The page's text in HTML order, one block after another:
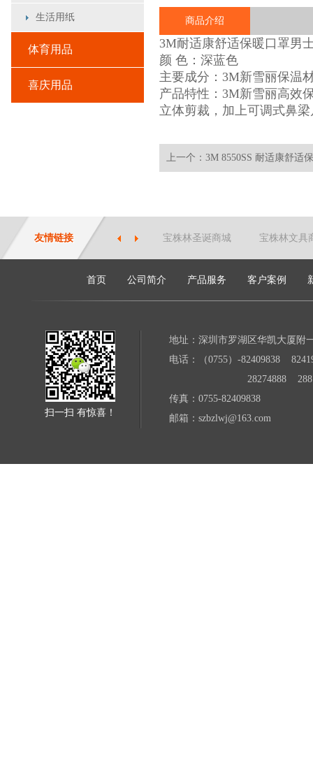
生活用纸
体育用品
喜庆用品
商品介绍
3M耐适康舒适保暖口罩男
颜 色：深蓝色
主要成分：3M新雪丽保温
产品特性：3M新雪丽高效
立体剪裁，加上可调式鼻
上一个：3M 8550SS 耐适康舒适
友情链接 宝株林圣诞商城 宝株林文具
首页 公司简介 产品服务 客户案例
扫一扫 有惊喜！
地址：深圳市罗湖区华凯大厦附
电话：（0755）-82409838
28274888
传真：0755-82409838
邮箱：szbzlwj@163.com